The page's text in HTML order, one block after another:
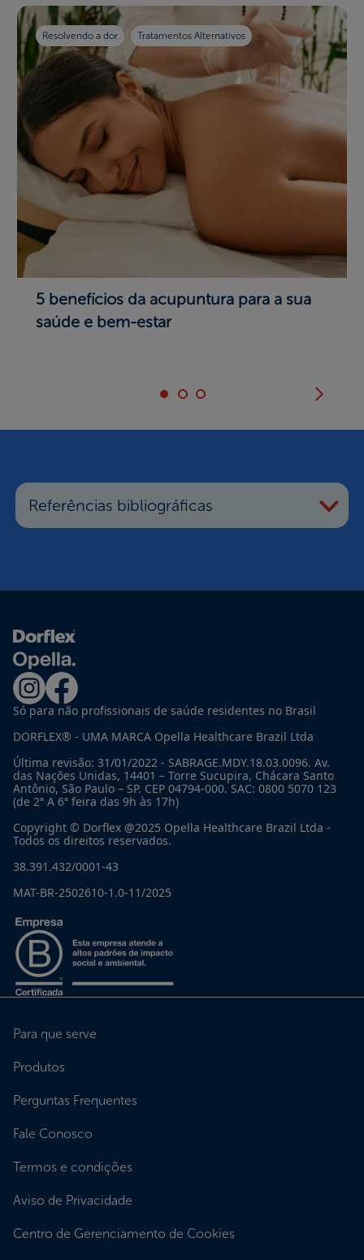
Resolvendo a dor Tratamentos Alternativos
5 benefícios da acupuntura para a sua
saúde e bem-estar
Referências bibliográficas
Só para não profissionais de saúde residentes no Brasil
DORFLEX® - UMA MARCA Opella Healthcare Brazil Ltda
Última revisão: 31/01/2022 - SABRAGE.MDY.18.03.0096. Av.
das Nações Unidas, 14401 – Torre Sucupira, Chácara Santo
Antônio, São Paulo – SP. CEP 04794-000. SAC: 0800 5070 123
(de 2ª A 6ª feira das 9h às 17h)
Copyright © Dorflex @2025 Opella Healthcare Brazil Ltda -
Todos os direitos reservados.
38.391.432/0001-43
MAT-BR-2502610-1.0-11/2025
Para que serve
Produtos
Perguntas Frequentes
Fale Conosco
Termos e condições
Aviso de Privacidade
Centro de Gerenciamento de Cookies